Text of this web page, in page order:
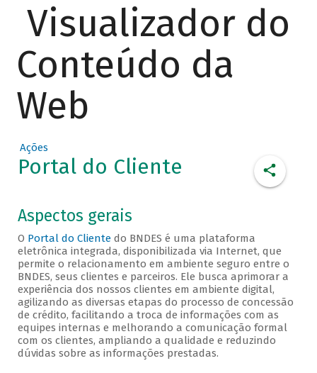
Visualizador do
Conteúdo da
Web
Ações
Portal do Cliente
Aspectos gerais
O Portal do Clientedo BNDES é uma plataforma
eletrônica integrada, disponibilizada via Internet, que
permite o relacionamento em ambiente seguro entre o
BNDES, seus clientes e parceiros. Ele busca aprimorar a
experiência dos nossos clientes em ambiente digital,
agilizando as diversas etapas do processo de concessão
de crédito, facilitando a troca de informações com as
equipes internas e melhorando a comunicação formal
com os clientes, ampliando a qualidade e reduzindo
dúvidas sobre as informações prestadas.